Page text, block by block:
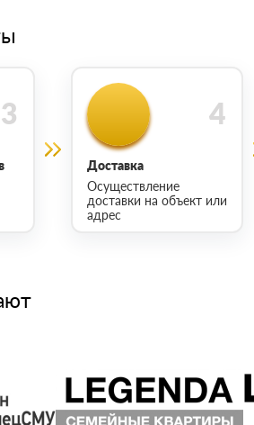
Доставка
Осуществление
доставки на объект или
адрес